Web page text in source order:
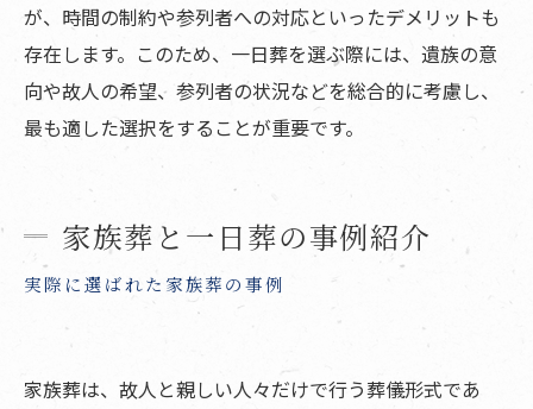
が、時間の制約や参列者への対応といったデメリットも
存在します。このため、一日葬を選ぶ際には、遺族の意
向や故人の希望、参列者の状況などを総合的に考慮し、
最も適した選択をすることが重要です。
家族葬と一日葬の事例紹介
実際に選ばれた家族葬の事例
家族葬は、故人と親しい人々だけで行う葬儀形式であ